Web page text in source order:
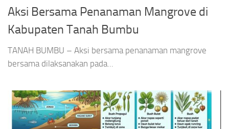
Aksi Bersama Penanaman Mangrove di
Kabupaten Tanah Bumbu
TANAH BUMBU – Aksi bersama penanaman mangrove
bersama dilaksanakan pada...